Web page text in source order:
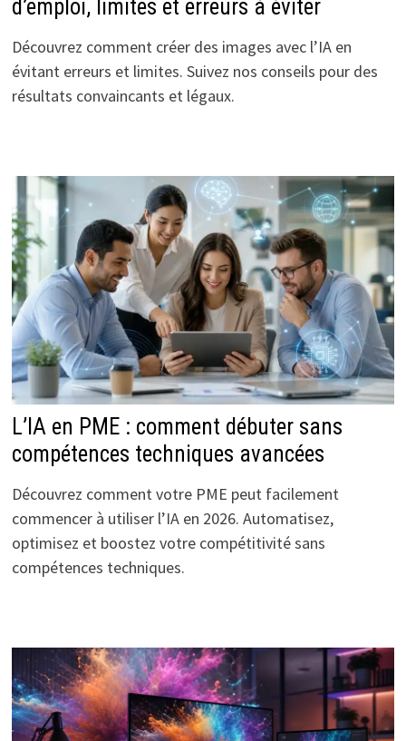
d’emploi, limites et erreurs à éviter
Découvrez comment créer des images avec l’IA en
évitant erreurs et limites. Suivez nos conseils pour des
résultats convaincants et légaux.
L’IA en PME : comment débuter sans
compétences techniques avancées
Découvrez comment votre PME peut facilement
commencer à utiliser l’IA en 2026. Automatisez,
optimisez et boostez votre compétitivité sans
compétences techniques.